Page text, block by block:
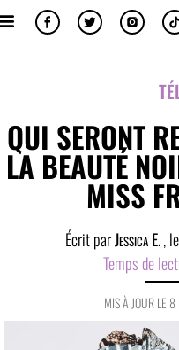
QUI SERONT
LA BEAUTÉ
MISS
Écrit parJessica E., le
Temps de
MIS À JOUR LE